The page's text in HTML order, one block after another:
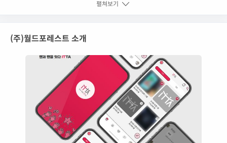
펼쳐보기
(주)월드포레스트 소개